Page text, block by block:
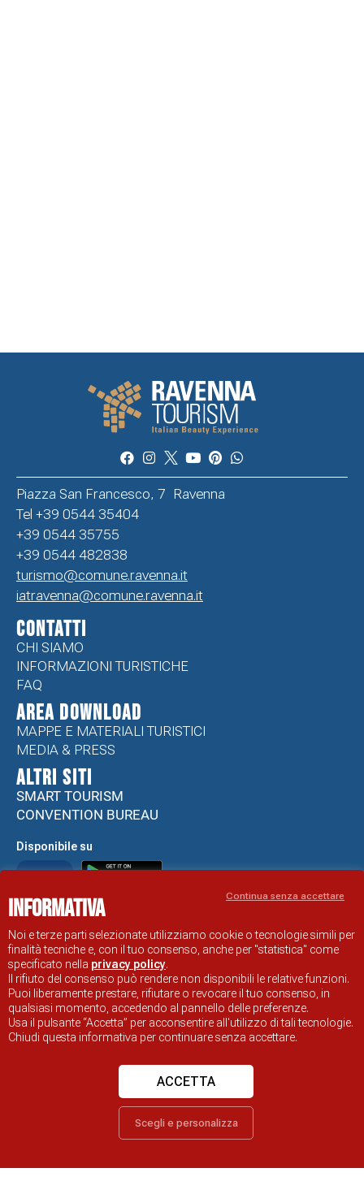
Piazza San Francesco, 7 Ravenna
Tel +39 0544 35404
+39 0544 35755
+39 0544 482838
turismo@comune.ravenna.it
iatravenna@comune.ravenna.it
CONTATTI
CHI SIAMO
INFORMAZIONI TURISTICHE
FAQ
Area Download
MAPPE E MATERIALI TURISTICI
MEDIA & PRESS
ALTRI SITI
SMART TOURISM
CONVENTION BUREAU
Disponibile su
Informativa e Cookie policy
Note Legali
Dichiarazione di accessibilità
Problemi di accessibilità
SITO UFFICIALE DI INFORMAZIONE TURISTICA DI RAVENNA
© COMUNE DI RAVENNA
Informativa
Noi e terze parti selezionate utilizziamo cookie o tecnologie simili per
finalità tecniche e, con il tuo consenso, anche per "statistica" come
specificato nella privacy policy.
Il rifiuto del consenso può rendere non disponibili le relative funzioni.
Puoi liberamente prestare, rifiutare o revocare il tuo consenso, in
qualsiasi momento, accedendo al pannello delle preferenze.
Usa il pulsante “Accetta” per acconsentire all'utilizzo di tali tecnologie.
Chiudi questa informativa per continuare senza accettare.
Scegli e personalizza
ACCETTA
Continua senza accettare